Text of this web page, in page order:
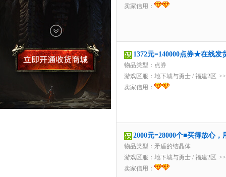
卖家信用：
1372元=140000点券★在线
物品类型：点券
游戏区服： 地下城与勇士 / 福建2区
卖家信用：
2000元=28000个■买得放心
物品类型：矛盾的结晶体
游戏区服： 地下城与勇士 / 福建2区
卖家信用：